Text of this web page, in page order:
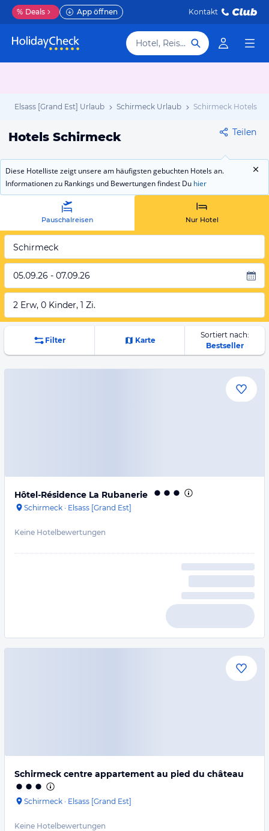
% Deals App öffnen Kontakt
Hotel, Reiseziel
Elsass [Grand Est] Urlaub Schirmeck Urlaub Schirmeck Hotels
Hotels Schirmeck Teilen
Diese Hotelliste zeigt unsere am häufigsten gebuchten Hotels an.
Informationen zu Rankings und Bewertungen findest Du hier
Pauschalreisen Nur Hotel
Schirmeck
05.09.26 - 07.09.26
2 Erw, 0 Kinder, 1 Zi.
Filter Karte
Sortiert nach:
Bestseller
Hôtel-Résidence La Rubanerie
Schirmeck · Elsass [Grand Est]
Keine Hotelbewertungen
Schirmeck centre appartement au pied du château
Schirmeck · Elsass [Grand Est]
Keine Hotelbewertungen